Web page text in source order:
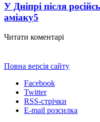
У Дніпрі після
аміаку5
Читати коментарі
Повна версія сайту
Facebook
Twitter
RSS-стрічки
E-mail розсилка